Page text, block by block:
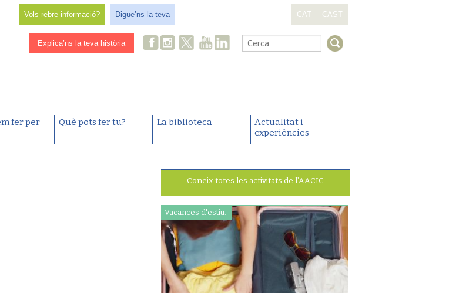
Vols rebre informació? Digue’ns la teva CAT CAST
Explica’ns la teva història .
fer per
Què pots fer tu? La biblioteca
Actualitat i
experiències
Coneix totes les activitats de l’AACIC
Vacances d'estiu.